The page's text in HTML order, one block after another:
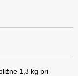
1,8 kg pri